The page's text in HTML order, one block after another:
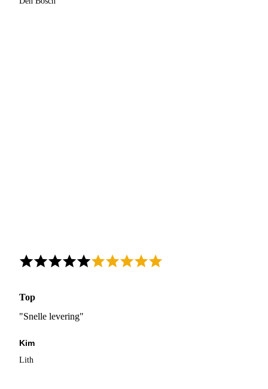
Top
"Snelle levering"
Kim
Lith